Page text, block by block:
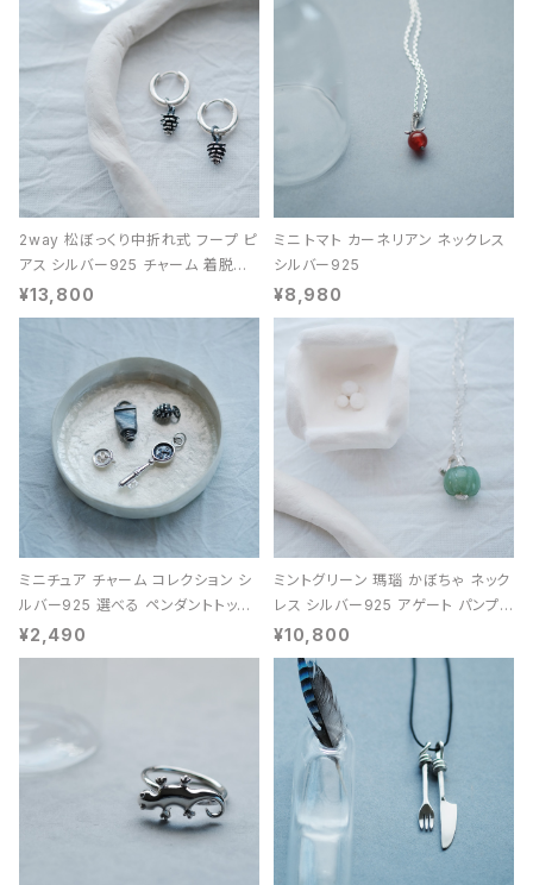
2way 松ぼっくり中折れ式 フープ ピ
アス シルバー925 チャーム 着脱可
能 レディース ユニセックス
¥13,800
ミニ トマト カーネリアン ネックレス
シルバー925
¥8,980
ミニチュア チャーム コレクション シ
ルバー925 選べる ペンダントトップ
レディース ユニセックス
¥2,490
ミントグリーン 瑪瑙 かぼちゃ ネック
レス シルバー925 アゲート パンプキ
ン 天然石 レディース
¥10,800